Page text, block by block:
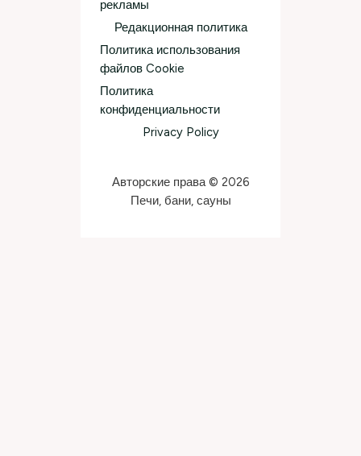
рекламы
Редакционная политика
Политика использования
файлов Cookie
Политика
конфиденциальности
Privacy Policy
Авторские права © 2026
Печи, бани, сауны